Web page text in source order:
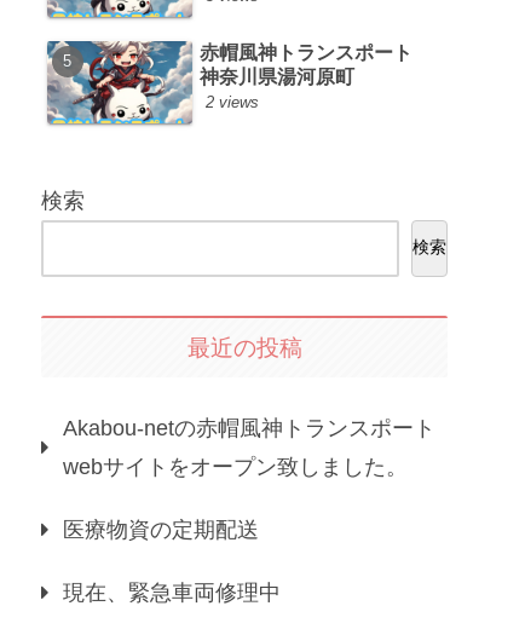
赤帽風神トランスポート
神奈川県湯河原町
2 views
検索
検索
最近の投稿
Akabou-netの赤帽風神トランスポート
webサイトをオープン致しました。
医療物資の定期配送
現在、緊急車両修理中